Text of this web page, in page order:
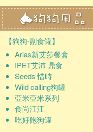
【狗狗-副食罐】
Arias新艾莎餐盒
IPET艾沛 鼎食
Seeds 惜時
Wild calling狗罐
亞米亞米系列
食尚汪汪
吃好飽狗罐